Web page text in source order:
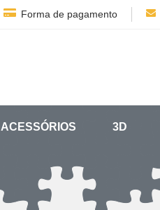
Forma de pagamento
ACESSÓRIOS 3D